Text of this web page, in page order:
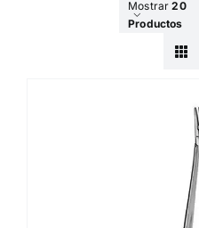
Mostrar20
Productos